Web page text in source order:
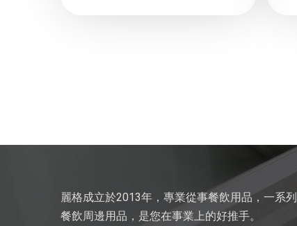
麗格成立於2013年，專業從事餐飲用品，一系列
餐飲周邊用品，是您在事業上的好推手。